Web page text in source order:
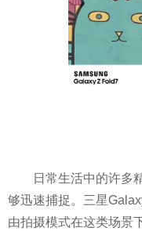
日常生活中的许多
够迅速捕捉。三星
由拍摄模式在这类场景